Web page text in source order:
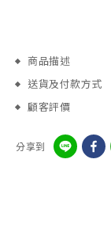
商品描述
送貨及付款方式
顧客評價
分享到